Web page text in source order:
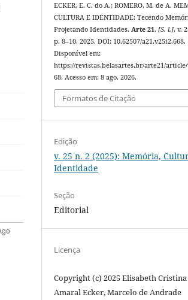
ECKER, E. C. do A.; ROMERO, M. de A.
CULTURA E IDENTIDADE: Tecendo
Projetando Identidades.Arte 21,[S. l.], v.
p. 8–10, 2025. DOI: 10.62507/a21.v25i2.668.
Disponível em:
https://revistas.belasartes.br/arte21/
68. Acesso em: 8 ago. 2026.
Formatos de Citação
Edição
v. 25 n. 2 (2025): Memória,
Identidade
Seção
Editorial
Licença
Copyright (c) 2025 Elisabeth
Amaral Ecker, Marcelo de Andrade